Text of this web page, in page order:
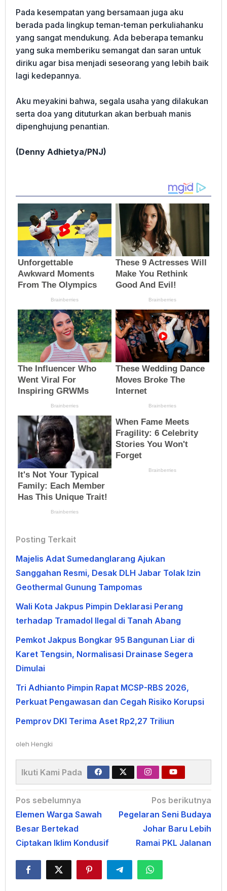
Pada kesempatan yang bersamaan juga aku
berada pada lingkup teman-teman perkuliahanku
yang sangat mendukung. Ada beberapa temanku
yang suka memberiku semangat dan saran untuk
diriku agar bisa menjadi seseorang yang lebih baik
lagi kedepannya.
Aku meyakini bahwa, segala usaha yang dilakukan
serta doa yang dituturkan akan berbuah manis
dipenghujung penantian.
(Denny Adhietya/PNJ)
Posting Terkait
Majelis Adat Sumedanglarang Ajukan
Sanggahan Resmi, Desak DLH Jabar Tolak Izin
Geothermal Gunung Tampomas
Wali Kota Jakpus Pimpin Deklarasi Perang
terhadap Tramadol Ilegal di Tanah Abang
Pemkot Jakpus Bongkar 95 Bangunan Liar di
Karet Tengsin, Normalisasi Drainase Segera
Dimulai
Tri Adhianto Pimpin Rapat MCSP-RBS 2026,
Perkuat Pengawasan dan Cegah Risiko Korupsi
Pemprov DKI Terima Aset Rp2,27 Triliun
oleh Hengki
Ikuti Kami Pada
Navigasi
pos
Pos sebelumnya
Elemen Warga Sawah
Besar Bertekad
Ciptakan Iklim Kondusif
Pos berikutnya
Pegelaran Seni Budaya
Johar Baru Lebih
Ramai PKL Jalanan